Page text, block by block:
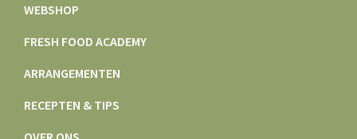
WEBSHOP
FRESH FOOD ACADEMY
ARRANGEMENTEN
RECEPTEN & TIPS